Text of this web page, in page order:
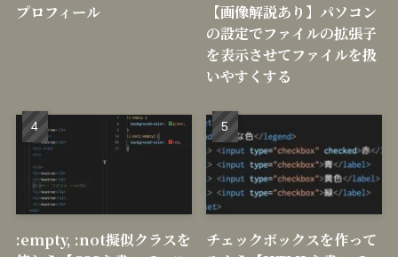
プロフィール
【画像解説あり】パソコン
の設定でファイルの拡張子
を表示させてファイルを扱
いやすくする
:empty, :not擬似クラスを
チェックボックスを作って